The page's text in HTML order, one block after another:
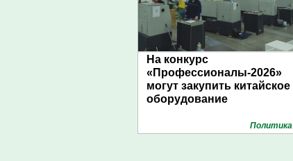
На конкурс
«Профессионалы-2026»
могут закупить китайское
оборудование
Политика